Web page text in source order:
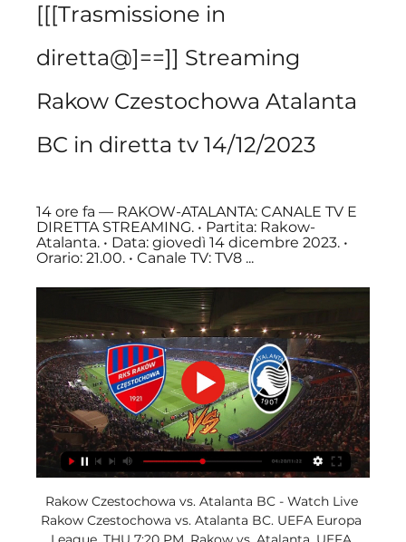
[[[Trasmissione in
diretta@]==]] Streaming
Rakow Czestochowa Atalanta
BC in diretta tv 14/12/2023
14 ore fa — RAKOW-ATALANTA: CANALE TV E
DIRETTA STREAMING. • Partita: Rakow-
Atalanta. • Data: giovedì 14 dicembre 2023. •
Orario: 21.00. • Canale TV: TV8 ...
Rakow Czestochowa vs. Atalanta BC - Watch Live
Rakow Czestochowa vs. Atalanta BC. UEFA Europa